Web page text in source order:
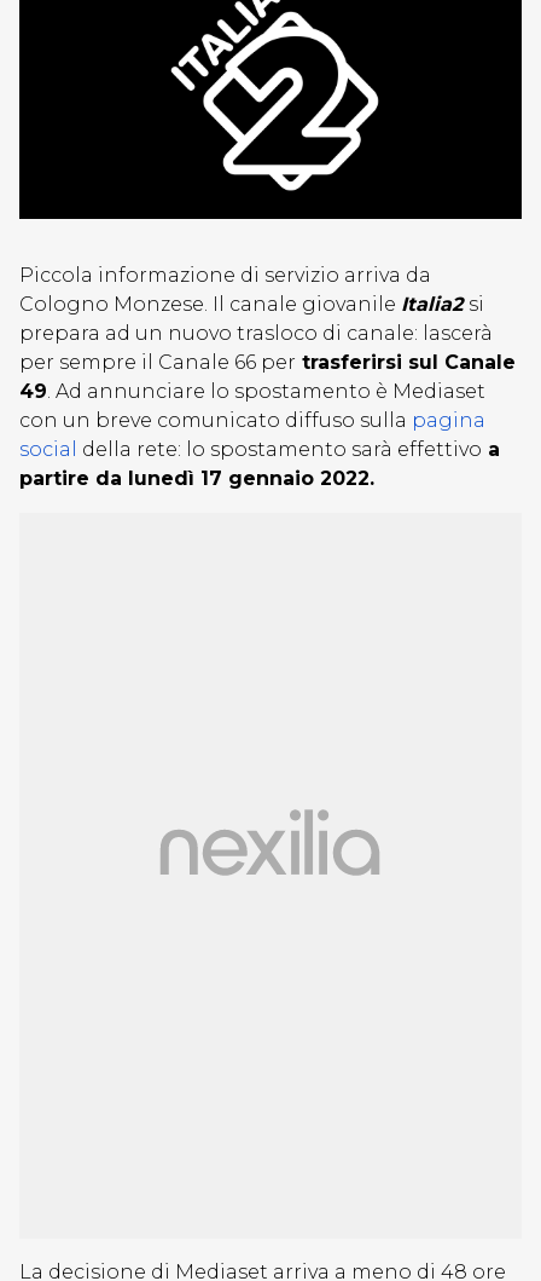
Piccola informazione di servizio arriva da
Cologno Monzese. Il canale giovanile Italia2 si
prepara ad un nuovo trasloco di canale: lascerà
per sempre il Canale 66 per trasferirsi sul Canale
49. Ad annunciare lo spostamento è Mediaset
con un breve comunicato diffuso sulla pagina
social
della rete: lo spostamento sarà effettivo a
partire da lunedì 17 gennaio 2022.
La decisione di Mediaset arriva a meno di 48 ore